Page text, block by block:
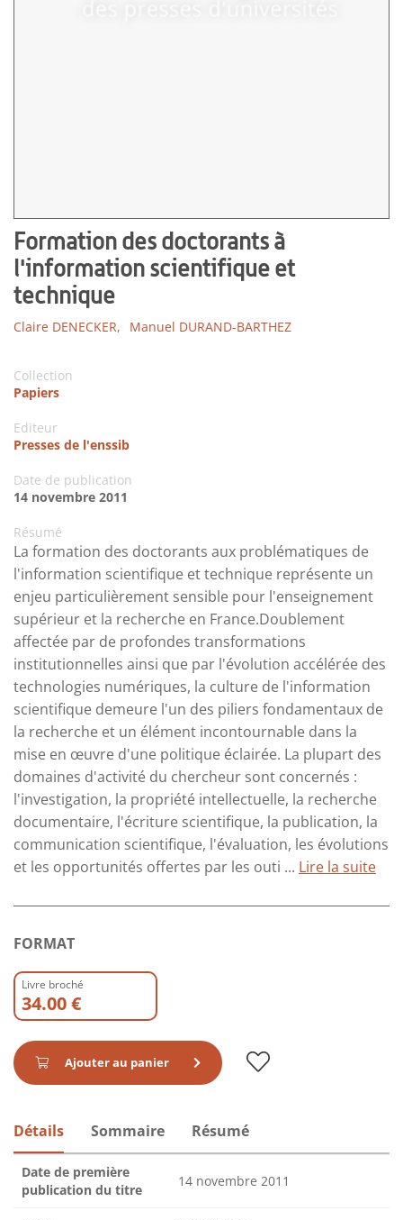
Formation des doctorants à
l'information scientifique et
technique
Claire DENECKER, Manuel DURAND-BARTHEZ
Collection
Papiers
Editeur
Presses de l'enssib
Date de publication
14 novembre 2011
Résumé
La formation des doctorants aux problématiques de
l'information scientifique et technique représente un
enjeu particulièrement sensible pour l'enseignement
supérieur et la recherche en France.Doublement
affectée par de profondes transformations
institutionnelles ainsi que par l'évolution accélérée des
technologies numériques, la culture de l'information
scientifique demeure l'un des piliers fondamentaux de
la recherche et un élément incontournable dans la
mise en œuvre d'une politique éclairée. La plupart des
domaines d'activité du chercheur sont concernés :
l'investigation, la propriété intellectuelle, la recherche
documentaire, l'écriture scientifique, la publication, la
communication scientifique, l'évaluation, les évolutions
et les opportunités offertes par les outi ... Lire la suite
FORMAT
Livre broché
34.00 €
Ajouter au panier
Détails Sommaire Résumé
Date de première
publication du titre
14 novembre 2011